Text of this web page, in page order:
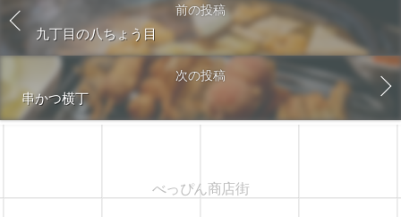
前の投稿
九丁目の八ちょう目
次の投稿
串かつ横丁
べっぴん商店街